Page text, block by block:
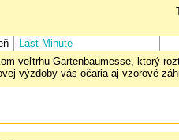
Last Minute
veľtrhu Gartenbaumesse, ktorý
výzdoby vás očaria aj vzorové